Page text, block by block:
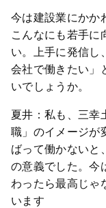
今は建設業にかか
こんなにも若手に
い。上手に発信し
会社で働きたい」
いでしょうか。
夏井：私も、三幸
職」のイメージが
ばって働かないと
の意義でした。今
わったら最高じゃ
います